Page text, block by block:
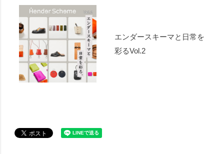
エンダースキーマと日常を
彩るVol.2